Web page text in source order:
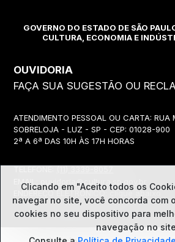
GOVERNO DO ESTADO DE SÃO
CULTURA, ECONOMIA E
OUVIDORIA
FAÇA SUA SUGESTÃO OU
ATENDIMENTO PESSOAL OU CARTA: RUA
SOBRELOJA - LUZ - SP - CEP: 01028-900
2ª A 6ª DAS 10H ÀS 17H HORAS
EMAIL:
ouvidoria@cultura.sp.gov.br
ENDEREÇO ELETRÔNICO: clique abaixo
Clicando em "Aceito todos os
navegar no site, você concorda com o
cookies no seu dispositivo para
navegação no